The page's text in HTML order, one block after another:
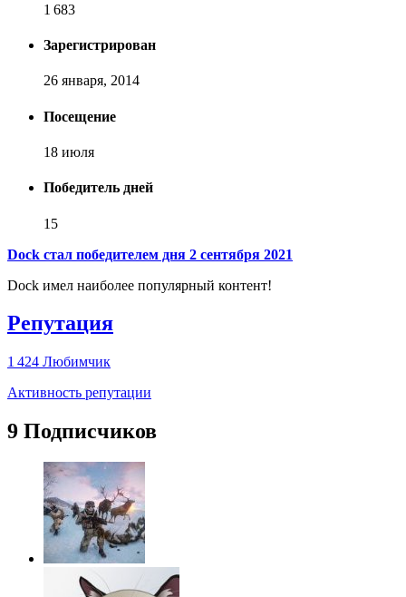
1 683
Зарегистрирован
26 января, 2014
Посещение
18 июля
Победитель дней
15
Dock стал победителем дня 2 сентября 2021
Dock имел наиболее популярный контент!
Репутация
1 424 Любимчик
Активность репутации
9 Подписчиков